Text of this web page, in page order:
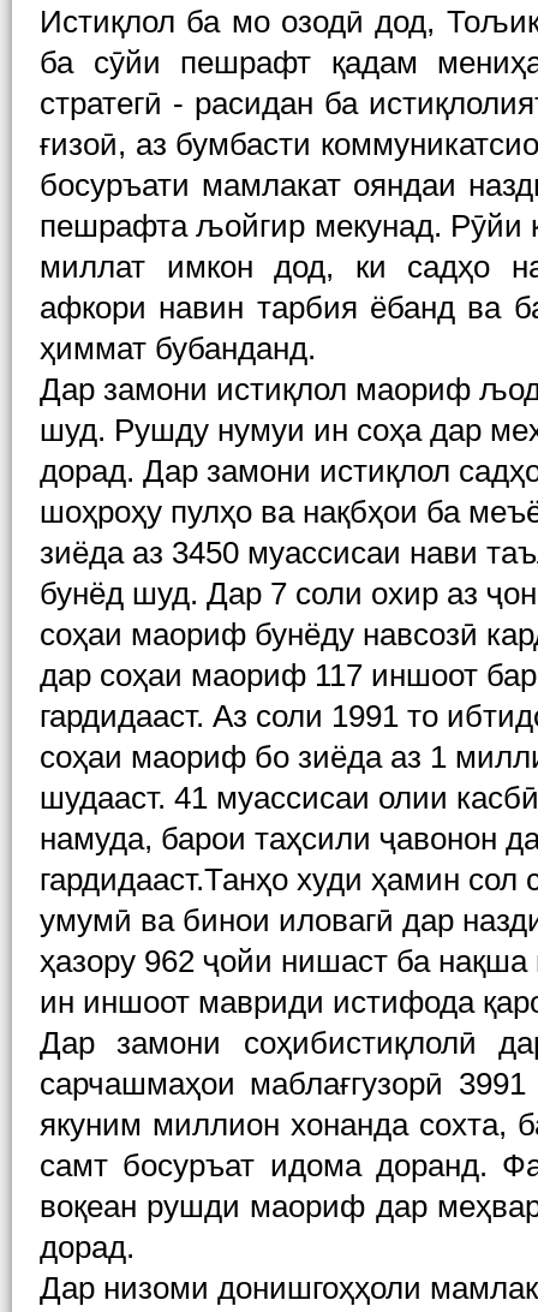
Истиқлол ба мо озодӣ дод,
ба сӯйи пешрафт қадам
стратегӣ - расидан ба
ғизоӣ, аз бумбасти
босуръати мамлакат ояндаи
пешрафта љойгир мекунад. Рӯйи
миллат имкон дод, ки садҳо
афкори навин тарбия ёбанд ва
ҳиммат бубанданд.
Дар замони истиқлол маориф
шуд. Рушду нумуи ин соҳа дар
дорад. Дар замони истиқлол
шоҳроҳу пулҳо ва нақбҳои ба
зиёда аз 3450 муассисаи нави
бунёд шуд. Дар 7 соли охир аз
соҳаи маориф бунёду навсозӣ
дар соҳаи маориф 117 иншоот
гардидааст. Аз соли 1991 то
соҳаи маориф бо зиёда аз 1
шудааст. 41 муассисаи олии
намуда, барои таҳсили ҷавонон
гардидааст.Танҳо худи ҳамин
умумӣ ва бинои иловагӣ дар
ҳазору 962 ҷойи нишаст ба
ин иншоот мавриди истифода
Дар замони соҳибистиқлолӣ
сарчашмаҳои маблағгузорӣ
якуним миллион хонанда сохта,
самт босуръат идома доранд.
воқеан рушди маориф дар
дорад.
Дар низоми донишгоҳҳоли